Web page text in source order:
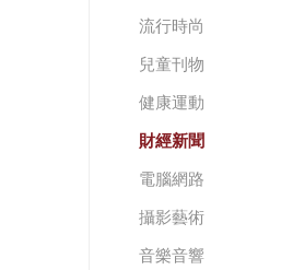
流行時尚
兒童刊物
健康運動
財經新聞
電腦網路
攝影藝術
音樂音響